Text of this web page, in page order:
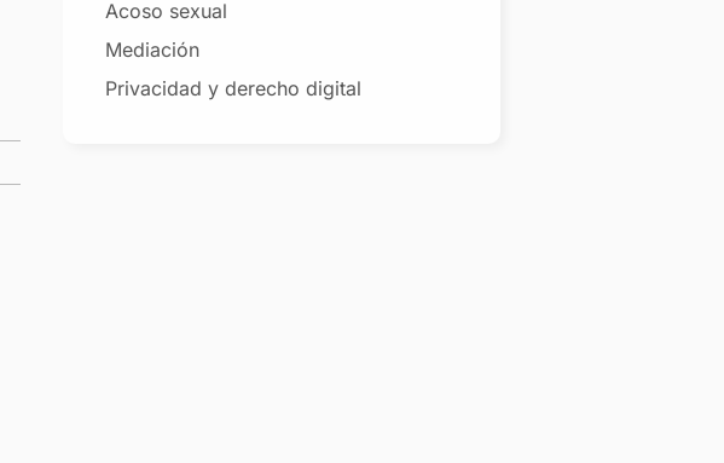
Acoso sexual
Mediación
Privacidad y derecho digital